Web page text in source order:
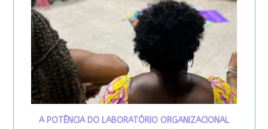
A POTÊNCIA DO LABORATÓRIO ORGANIZACIONAL